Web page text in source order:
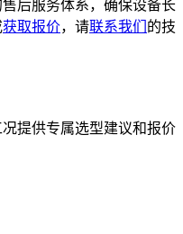
后服务体系，确保设备长
获取报价，请联系我们 的技
提供专属选型建议和报价